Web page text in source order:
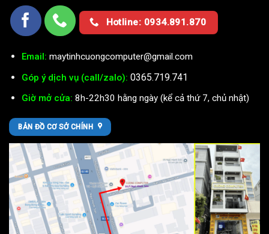
Hotline: 0934.891.870
Email: maytinhcuongcomputer@gmail.com
Góp ý dịch vụ (call/zalo): 0365.719.741
Giờ mở cửa: 8h-22h30 hằng ngày (kể cả thứ 7, chủ nhật)
BẢN ĐỒ CƠ SỞ CHÍNH